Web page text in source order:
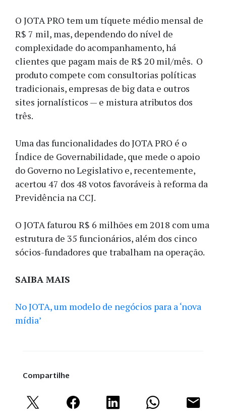
O JOTA PRO tem um tíquete médio mensal de
R$ 7 mil, mas, dependendo do nível de
complexidade do acompanhamento, há
clientes que pagam mais de R$ 20 mil/mês. O
produto compete com consultorias políticas
tradicionais, empresas de big data e outros
sites jornalísticos — e mistura atributos dos
três.
Uma das funcionalidades do JOTA PRO é o
Índice de Governabilidade, que mede o apoio
do Governo no Legislativo e, recentemente,
acertou 47 dos 48 votos favoráveis à reforma da
Previdência na CCJ.
O JOTA faturou R$ 6 milhões em 2018 com uma
estrutura de 35 funcionários, além dos cinco
sócios-fundadores que trabalham na operação.
SAIBA MAIS
No JOTA, um modelo de negócios para a ‘nova
mídia’
Compartilhe